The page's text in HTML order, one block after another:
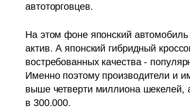
автоторговцев.
На этом фоне японский
актив. А японский гибридный
востребованных качества -
Именно поэтому производители и
выше четверти миллиона шекелей,
в 300.000.